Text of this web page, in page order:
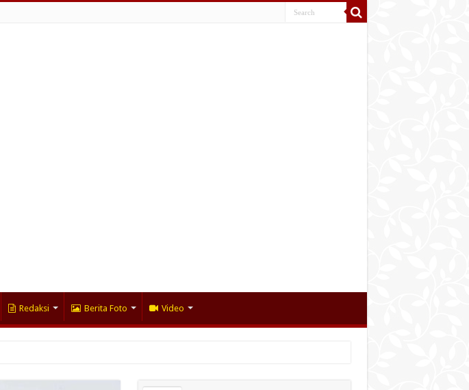
Redaksi Berita Foto Video